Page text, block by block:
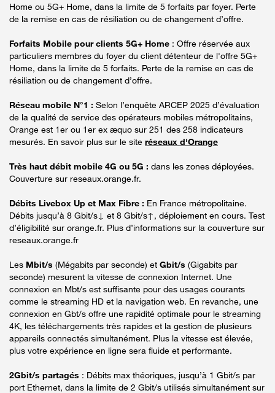
Home ou 5G+ Home, dans la limite de 5 forfaits par foyer. Perte
de la remise en cas de résiliation ou de changement d’offre.
Forfaits Mobile pour clients 5G+ Home : Offre réservée aux
particuliers membres du foyer du client détenteur de l'offre 5G+
Home, dans la limite de 5 forfaits. Perte de la remise en cas de
résiliation ou de changement d’offre.
Réseau mobile N°1 : Selon l’enquête ARCEP 2025 d’évaluation
de la qualité de service des opérateurs mobiles métropolitains,
Orange est 1er ou 1er ex æquo sur 251 des 258 indicateurs
mesurés. En savoir plus sur le site réseaux d'Orange
Très haut débit mobile 4G ou 5G : dans les zones déployées.
Couverture sur reseaux.orange.fr.
Débits Livebox Up et Max Fibre : En France métropolitaine.
Débits jusqu’à 8 Gbit/s↓ et 8 Gbit/s↑, déploiement en cours. Test
d’éligibilité sur orange.fr. Plus d’informations sur la couverture sur
reseaux.orange.fr
Les Mbit/s (Mégabits par seconde) et Gbit/s (Gigabits par
seconde) mesurent la vitesse de connexion Internet. Une
connexion en Mbt/s est suffisante pour des usages courants
comme le streaming HD et la navigation web. En revanche, une
connexion en Gbt/s offre une rapidité optimale pour le streaming
4K, les téléchargements très rapides et la gestion de plusieurs
appareils connectés simultanément. Plus la vitesse est élevée,
plus votre expérience en ligne sera fluide et performante.
2Gbit/s partagés : Débits max théoriques, jusqu’à 1 Gbit/s par
port Ethernet, dans la limite de 2 Gbit/s utilisés simultanément sur